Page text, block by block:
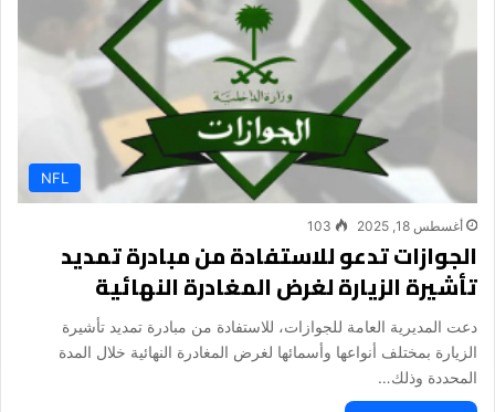
NFL
أغسطس 18, 2025 103
الجوازات تدعو للاستفادة من مبادرة تمديد
تأشيرة الزيارة لغرض المغادرة النهائية
دعت المديرية العامة للجوازات، للاستفادة من مبادرة تمديد تأشيرة
الزيارة بمختلف أنواعها وأسمائها لغرض المغادرة النهائية خلال المدة
المحددة وذلك…